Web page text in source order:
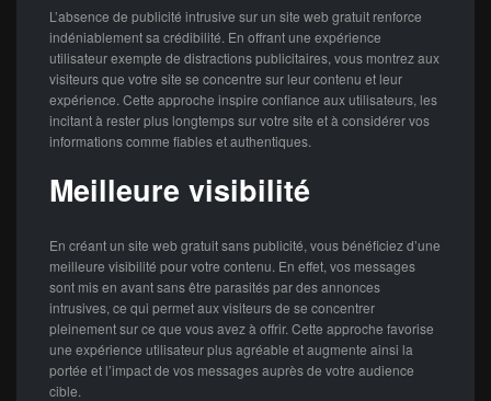
L’absence de publicité intrusive sur un site web gratuit renforce
indéniablement sa crédibilité. En offrant une expérience
utilisateur exempte de distractions publicitaires, vous montrez aux
visiteurs que votre site se concentre sur leur contenu et leur
expérience. Cette approche inspire confiance aux utilisateurs, les
incitant à rester plus longtemps sur votre site et à considérer vos
informations comme fiables et authentiques.
Meilleure visibilité
En créant un site web gratuit sans publicité, vous bénéficiez d’une
meilleure visibilité pour votre contenu. En effet, vos messages
sont mis en avant sans être parasités par des annonces
intrusives, ce qui permet aux visiteurs de se concentrer
pleinement sur ce que vous avez à offrir. Cette approche favorise
une expérience utilisateur plus agréable et augmente ainsi la
portée et l’impact de vos messages auprès de votre audience
cible.